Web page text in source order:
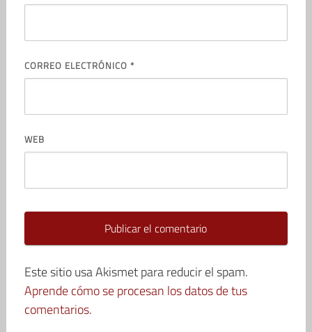
CORREO ELECTRÓNICO *
WEB
Este sitio usa Akismet para reducir el spam.
Aprende cómo se procesan los datos de tus
comentarios.